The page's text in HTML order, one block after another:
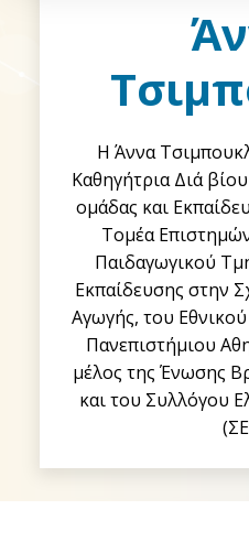
Η Άννα
Καθηγήτρια Διά
ομάδας και
Τομέα
Παιδαγωγικού
Εκπαίδευσης στην
Αγωγής, του
Πανεπιστήμιου
μέλος της Ένωσης
και του Συλλόγου